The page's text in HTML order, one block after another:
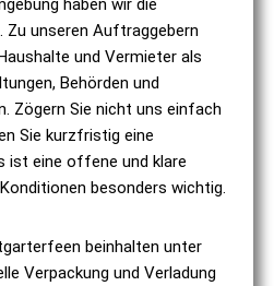
haben wir die
Zu unseren Auftraggebern
und Vermieter als
Behörden und
Zögern Sie nicht uns einfach
Sie kurzfristig eine
ist eine offene und klare
besonders wichtig.
beinhalten unter
Verpackung und Verladung